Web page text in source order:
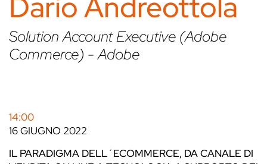
Solution Account Executive (Adobe
Commerce) - Adobe
14:00
16 GIUGNO 2022
IL PARADIGMA DELL´ECOMMERCE, DA CANALE DI